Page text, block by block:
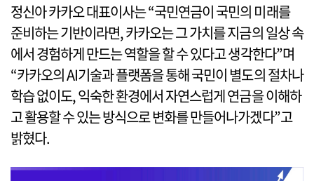
정신아 카카오 대표이사는 “국민연금이 국민의 미래를
준비하는 기반이라면, 카카오는 그 가치를 지금의 일상 속
에서 경험하게 만드는 역할을 할 수 있다고 생각한다”며
“카카오의 AI기술과 플랫폼을 통해 국민이 별도의 절차나
학습 없이도, 익숙한 환경에서 자연스럽게 연금을 이해하
고 활용할 수 있는 방식으로 변화를 만들어나가겠다”고
밝혔다.